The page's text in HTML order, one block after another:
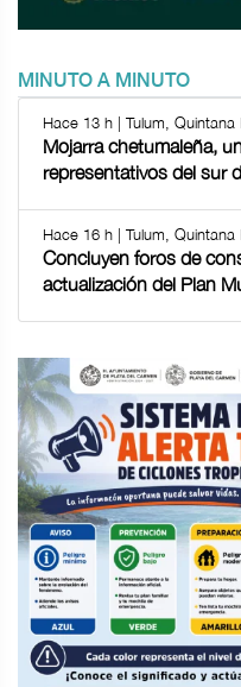
MINUTO A MINUTO
Hace 13 h | Tulum, Quintana
Mojarra chetumaleña,
representativos del sur
Hace 16 h | Tulum, Quintana
Concluyen foros de
actualización del Plan